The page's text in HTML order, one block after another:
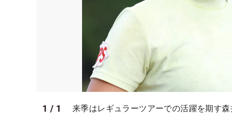
1 / 1 来季はレギュラーツアーでの活躍を期す森